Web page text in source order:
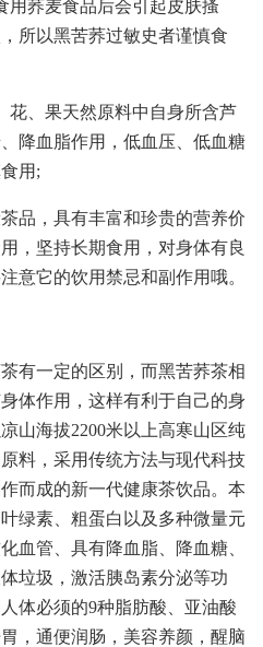
用荞麦食品后会引起皮肤搔
所以黑苦荞过敏史者谨慎食
花、果天然原料中自身所含芦
降血脂作用，低血压、低血糖
用;
品，具有丰富和珍贵的营养价
，坚持长期食用，对身体有良
意它的饮用禁忌和副作用哦。
有一定的区别，而黑苦荞茶相
体作用，这样有利于自己的身
山海拔2200米以上高寒山区纯
料，采用传统方法与现代科技
而成的新一代健康茶饮品。本
绿素、粗蛋白以及多种微量元
血管、具有降血脂、降血糖、
垃圾，激活胰岛素分泌等功
体必须的9种脂肪酸、亚油酸
，通便润肠，美容养颜，醒脑